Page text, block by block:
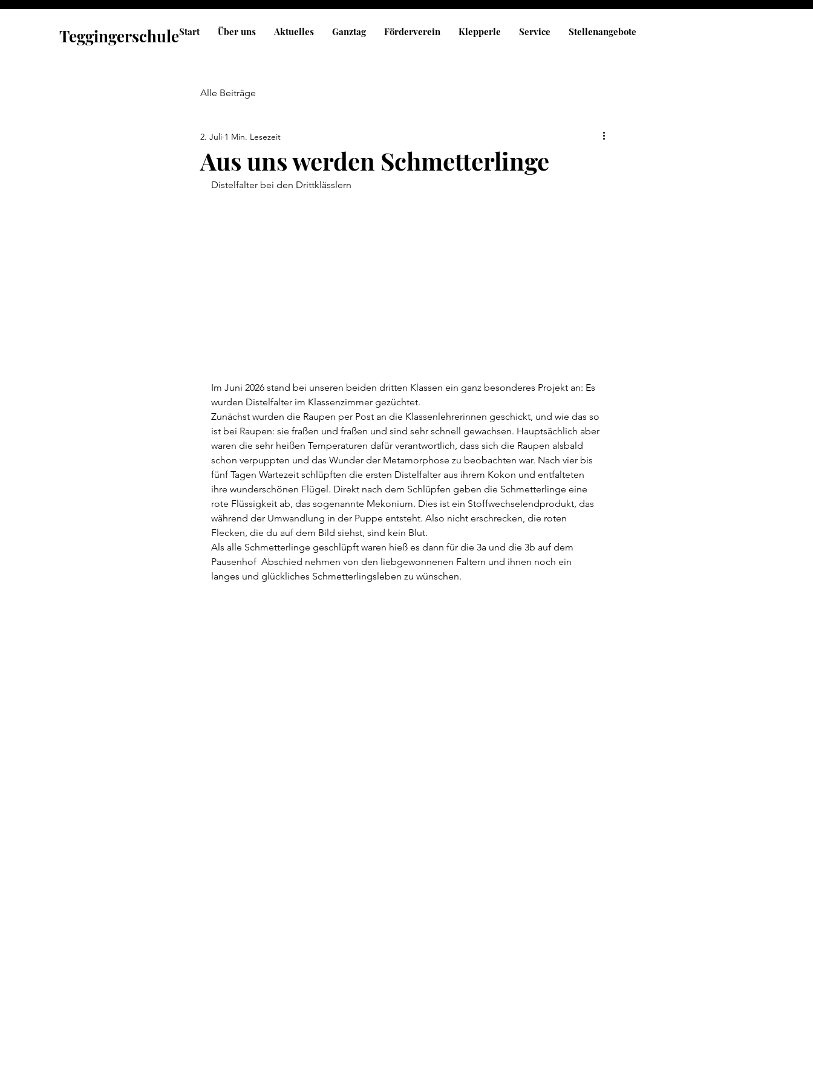
TeggingerschuleStart Über uns Aktuelles Ganztag Förderverein Klepperle Service Stellenangebote
Alle Beiträge
Aus uns werden Schmetterlinge
2. Juli 1 Min. Lesezeit
Distelfalter bei den Drittklässlern
Im Juni 2026 stand bei unseren beiden dritten Klassen ein ganz besonderes Projekt an: Es
wurden Distelfalter im Klassenzimmer gezüchtet.
Zunächst wurden die Raupen per Post an die Klassenlehrerinnen geschickt, und wie das so
ist bei Raupen: sie fraßen und fraßen und sind sehr schnell gewachsen. Hauptsächlich aber
waren die sehr heißen Temperaturen dafür verantwortlich, dass sich die Raupen alsbald
schon verpuppten und das Wunder der Metamorphose zu beobachten war. Nach vier bis
fünf Tagen Wartezeit schlüpften die ersten Distelfalter aus ihrem Kokon und entfalteten
ihre wunderschönen Flügel. Direkt nach dem Schlüpfen geben die Schmetterlinge eine
rote Flüssigkeit ab, das sogenannte Mekonium. Dies ist ein Stoffwechselendprodukt, das
während der Umwandlung in der Puppe entsteht. Also nicht erschrecken, die roten
Flecken, die du auf dem Bild siehst, sind kein Blut.
Als alle Schmetterlinge geschlüpft waren hieß es dann für die 3a und die 3b auf dem
Pausenhof  Abschied nehmen von den liebgewonnenen Faltern und ihnen noch ein
langes und glückliches Schmetterlingsleben zu wünschen.